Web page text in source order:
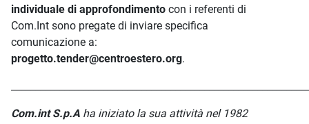
individuale di approfondimento con i referenti di
Com.Int sono pregate di inviare specifica
comunicazione a:
progetto.tender@centroestero.org.
Com.int S.p.A ha iniziato la sua attività nel 1982